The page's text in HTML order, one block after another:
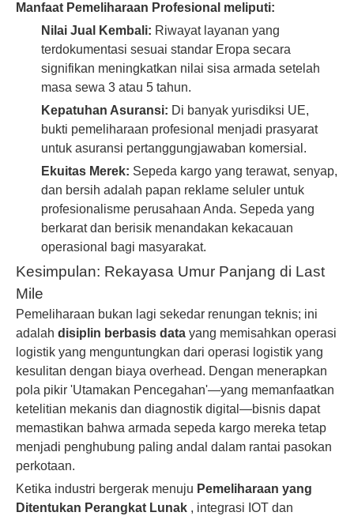
Manfaat Pemeliharaan Profesional meliputi:
Nilai Jual Kembali: Riwayat layanan yang
terdokumentasi sesuai standar Eropa secara
signifikan meningkatkan nilai sisa armada setelah
masa sewa 3 atau 5 tahun.
Kepatuhan Asuransi: Di ​​banyak yurisdiksi UE,
bukti pemeliharaan profesional menjadi prasyarat
untuk asuransi pertanggungjawaban komersial.
Ekuitas Merek: Sepeda kargo yang terawat, senyap,
dan bersih adalah papan reklame seluler untuk
profesionalisme perusahaan Anda. Sepeda yang
berkarat dan berisik menandakan kekacauan
operasional bagi masyarakat.
Kesimpulan: Rekayasa Umur Panjang di Last
Mile
Pemeliharaan bukan lagi sekedar renungan teknis; ini
adalah disiplin berbasis data yang memisahkan operasi
logistik yang menguntungkan dari operasi logistik yang
kesulitan dengan biaya overhead. Dengan menerapkan
pola pikir 'Utamakan Pencegahan'—yang memanfaatkan
ketelitian mekanis dan diagnostik digital—bisnis dapat
memastikan bahwa armada sepeda kargo mereka tetap
menjadi penghubung paling andal dalam rantai pasokan
perkotaan.
Ketika industri bergerak menuju Pemeliharaan yang
Ditentukan Perangkat Lunak , integrasi IOT dan